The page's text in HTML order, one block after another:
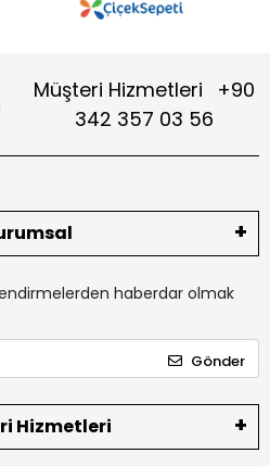
Müşteri Hizmetleri
+90
342 357 03 56
haberdar olmak
Gönder
Hizmetleri